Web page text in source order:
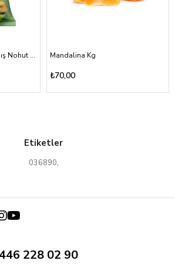
Züber Noutos Fırınlanmış Nohut Cipsi Yoğurt Mevsim Yeşillikleri 55gr Mandalina Kg
₺70,00
Etiketler
036890,
228 02 90